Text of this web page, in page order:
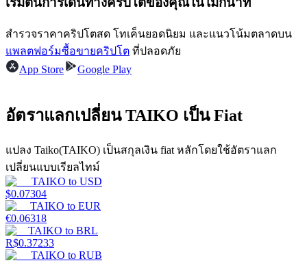
รับรางวัลการแข่งขันทุกวัน
การปักหลัก
ผลตอบแทนสูงและเข้าถึงได้ทันที
สำรวจราคาคริปโตสด โทเค็นยอดนิยม และแนวโน้มตลาดบน
แพลตฟอร์มซื้อขายคริปโต ที่ปลอดภัย
App Store
Google Play
อัตราแลกเปลี่ยน TAIKO เป็น Fiat
แปลง Taiko(TAIKO) เป็นสกุลเงิน fiat หลักโดยใช้อัตราแลก
เปลี่ยนแบบเรียลไทม์
TAIKO to USD
$0.07304
TAIKO to EUR
€0.06318
TAIKO to BRL
R$0.37233
TAIKO to RUB